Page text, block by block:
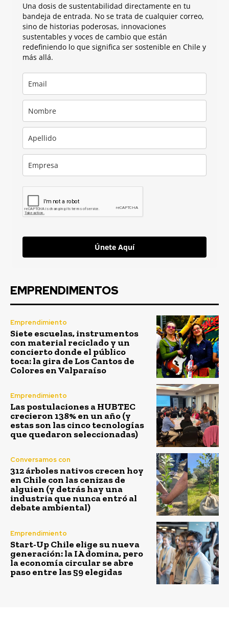
Una dosis de sustentabilidad directamente en tu
bandeja de entrada. No se trata de cualquier correo,
sino de historias poderosas, innovaciones
sustentables y voces de cambio que están
redefiniendo lo que significa ser sostenible en Chile y
más allá.
Únete Aquí
EMPRENDIMENTOS
Emprendimiento
Siete escuelas, instrumentos
con material reciclado y un
concierto donde el público
toca: la gira de Los Cantos de
Colores en Valparaíso
Emprendimiento
Las postulaciones a HUBTEC
crecieron 138% en un año (y
estas son las cinco tecnologías
que quedaron seleccionadas)
Conversamos con
312 árboles nativos crecen hoy
en Chile con las cenizas de
alguien (y detrás hay una
industria que nunca entró al
debate ambiental)
Emprendimiento
Start-Up Chile elige su nueva
generación: la IA domina, pero
la economía circular se abre
paso entre las 59 elegidas